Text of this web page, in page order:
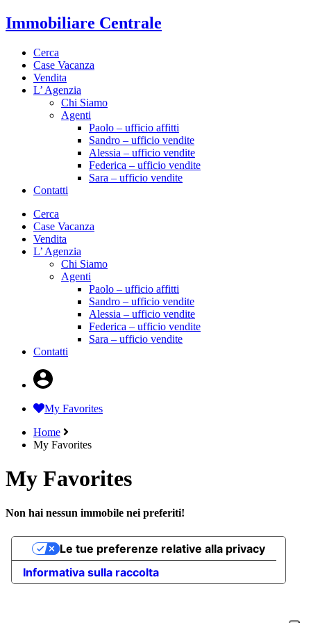
Immobiliare Centrale
Cerca
Case Vacanza
Vendita
L’ Agenzia
Chi Siamo
Agenti
Paolo – ufficio affitti
Sandro – ufficio vendite
Alessia – ufficio vendite
Federica – ufficio vendite
Sara – ufficio vendite
Contatti
Cerca
Case Vacanza
Vendita
L’ Agenzia
Chi Siamo
Agenti
Paolo – ufficio affitti
Sandro – ufficio vendite
Alessia – ufficio vendite
Federica – ufficio vendite
Sara – ufficio vendite
Contatti
My Favorites
Home
My Favorites
My Favorites
Non hai nessun immobile nei preferiti!
Informativa sulla raccolta
Le tue preferenze relative alla privacy